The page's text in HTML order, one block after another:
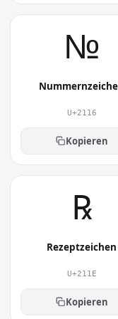
№︎
U+2116
Kopieren
℞︎
Rezeptzeichen
U+211E
Kopieren